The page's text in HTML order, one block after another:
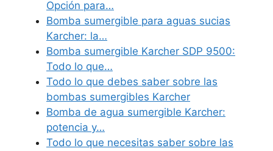
Opción para…
Bomba sumergible para aguas sucias
Karcher: la…
Bomba sumergible Karcher SDP 9500:
Todo lo que…
Todo lo que debes saber sobre las
bombas sumergibles Karcher
Bomba de agua sumergible Karcher:
potencia y…
Todo lo que necesitas saber sobre las